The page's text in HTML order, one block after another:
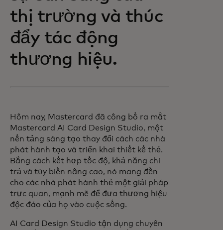
thị trường và thúc
đẩy tác động
thương hiệu.
Hôm nay, Mastercard đã công bố ra mắt
Mastercard AI Card Design Studio, một
nền tảng sáng tạo thay đổi cách các nhà
phát hành tạo và triển khai thiết kế thẻ.
Bằng cách kết hợp tốc độ, khả năng chi
trả và tùy biến nâng cao, nó mang đến
cho các nhà phát hành thẻ một giải pháp
trực quan, mạnh mẽ để đưa thương hiệu
độc đáo của họ vào cuộc sống.
AI Card Design Studio tận dụng chuyên